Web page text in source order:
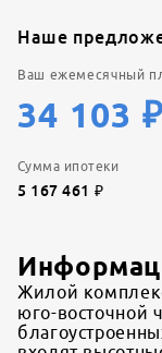
Наше
Ваш ежемесячный
34 103 ₽
Сумма ипотеки
5 167 461 ₽
Жилой
юго-восточной